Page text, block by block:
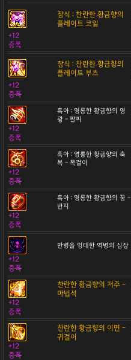
잠식 : 찬란한 황금향의
플레이트 코일
+12
증폭
잠식 : 찬란한 황금향의
플레이트 부츠
+12
증폭
흑아 : 영롱한 황금향의 영
광 - 팔찌
+12
증폭
흑아 : 영롱한 황금향의 축
복 - 목걸이
+12
증폭
흑아 : 영롱한 황금향의 꿈 -
반지
+12
증폭
만병을 잉태한 역병의 심장
+12
증폭
찬란한 황금향의 저주 -
마법석
+12
증폭
찬란한 황금향의 이면 -
귀걸이
+12
증폭